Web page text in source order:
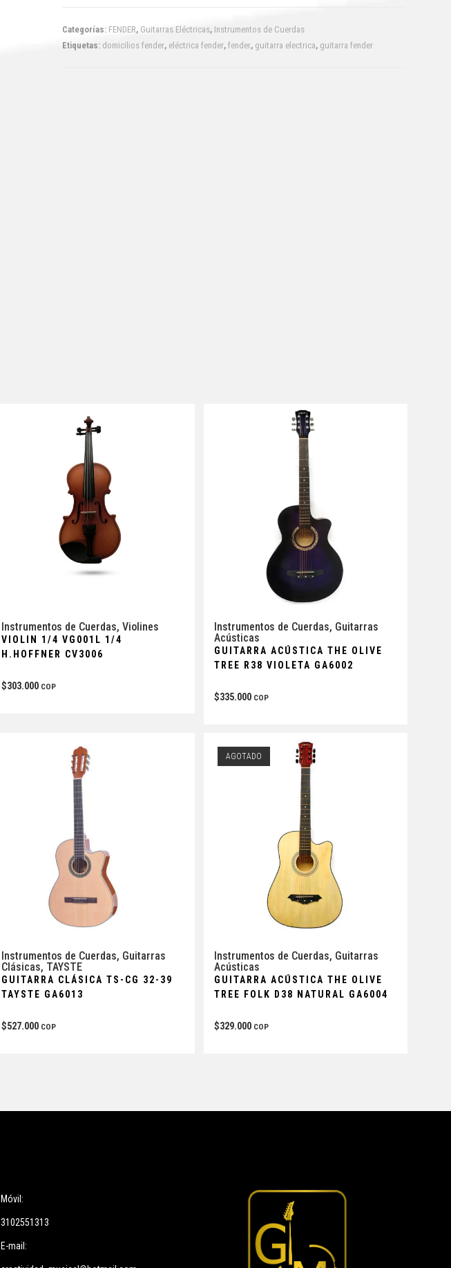
Categorías: FENDER, Guitarras Eléctricas, Instrumentos de Cuerdas
Etiquetas: domicilios fender, eléctrica fender, fender, guitarra electrica, guitarra fender
Instrumentos de Cuerdas,Violines
VIOLIN 1/4 VG001L 1/4
H.HOFFNER CV3006
$303.000 COP
Instrumentos de Cuerdas, Guitarras
Acústicas
GUITARRA ACÚSTICA THE OLIVE
TREE R38 VIOLETA GA6002
$335.000 COP
Instrumentos de Cuerdas, Guitarras
Clásicas, TAYSTE
GUITARRA CLÁSICA TS-CG 32-39
TAYSTE GA6013
$527.000 COP
AGOTADO
Instrumentos de Cuerdas, Guitarras
Acústicas
GUITARRA ACÚSTICA THE OLIVE
TREE FOLK D38 NATURAL GA6004
$329.000 COP
Móvil:
3102551313
E-mail: